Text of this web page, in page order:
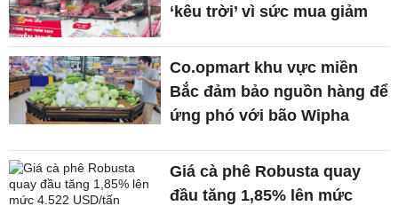
‘kêu trời’ vì sức mua giảm
Co.opmart khu vực miền
Bắc đảm bảo nguồn hàng để
ứng phó với bão Wipha
Giá cà phê Robusta quay
đầu tăng 1,85% lên mức